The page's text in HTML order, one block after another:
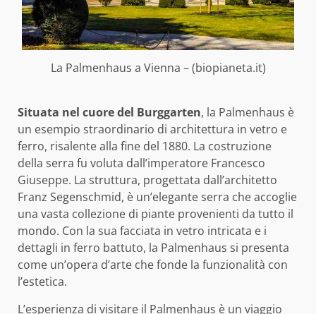
La Palmenhaus a Vienna – (biopianeta.it)
Situata nel cuore del Burggarten, la Palmenhaus è
un esempio straordinario di architettura in vetro e
ferro, risalente alla fine del 1880. La costruzione
della serra fu voluta dall’imperatore Francesco
Giuseppe. La struttura, progettata dall’architetto
Franz Segenschmid, è un’elegante serra che accoglie
una vasta collezione di piante provenienti da tutto il
mondo. Con la sua facciata in vetro intricata e i
dettagli in ferro battuto, la Palmenhaus si presenta
come un’opera d’arte che fonde la funzionalità con
l’estetica.
L’esperienza di visitare il Palmenhaus è un viaggio